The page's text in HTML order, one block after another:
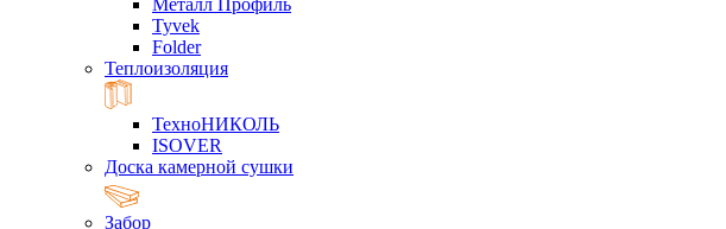
Металл Профиль
Tyvek
Folder
Теплоизоляция
ТехноНИКОЛЬ
ISOVER
Доска камерной сушки
Забор